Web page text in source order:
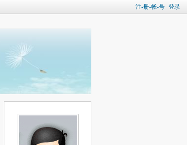
注-册-帐-号 登录